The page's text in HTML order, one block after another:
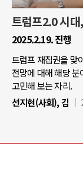
트럼프2.0 시
2025.2.19. 진행
트럼프 재집권을 맞
전망에 대해 해당
고민해 보는 자리.
선지현(사회), 김